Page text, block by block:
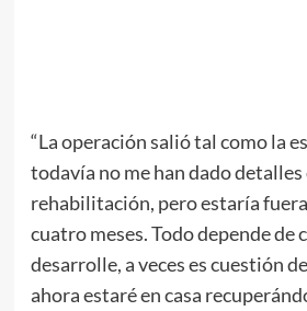
“La operación salió tal como la
todavía no me han dado detalles
rehabilitación, pero estaría
cuatro meses. Todo depende de
desarrolle, a veces es cuestión
ahora estaré en casa